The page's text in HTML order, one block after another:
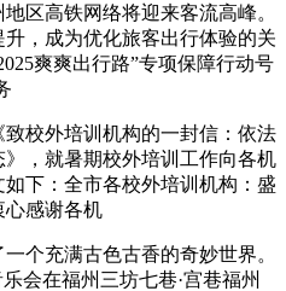
区高铁网络将迎来客流高峰。
，成为优化旅客出行体验的关
爽爽出行路”专项保障行动号
校外培训机构的一封信：依法
，就暑期校外培训工作向各机
下：全市各校外培训机构：盛
心感谢各机
个充满古色古香的奇妙世界。
会在福州三坊七巷·宫巷福州